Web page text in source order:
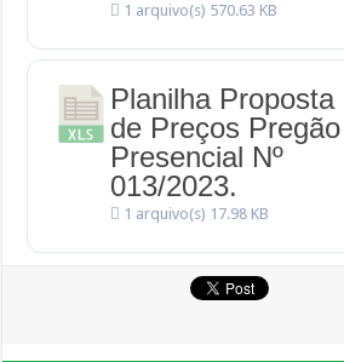
1 arquivo(s) 570.63 KB
Planilha Proposta
de Preços Pregão
Presencial Nº
013/2023.
1 arquivo(s) 17.98 KB